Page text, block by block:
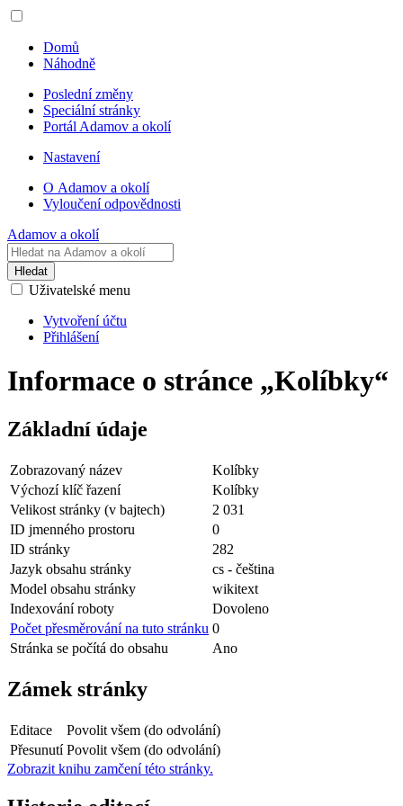
Domů
Náhodně
Poslední změny
Speciální stránky
Portál Adamov a okolí
Nastavení
O Adamov a okolí
Vyloučení odpovědnosti
Adamov a okolí
Hledat
Uživatelské menu
Vytvoření účtu
Přihlášení
Informace o stránce „Kolíbky“
Základní údaje
Zobrazovaný název
Kolíbky
Výchozí klíč řazení
Kolíbky
Velikost stránky (v bajtech)
2 031
ID jmenného prostoru
0
ID stránky
282
Jazyk obsahu stránky
cs - čeština
Model obsahu stránky
wikitext
Indexování roboty
Dovoleno
Počet přesměrování na tuto stránku 0
Stránka se počítá do obsahu
Ano
Zámek stránky
Editace
Povolit všem (do odvolání)
Přesunutí Povolit všem (do odvolání)
Zobrazit knihu zamčení této stránky.